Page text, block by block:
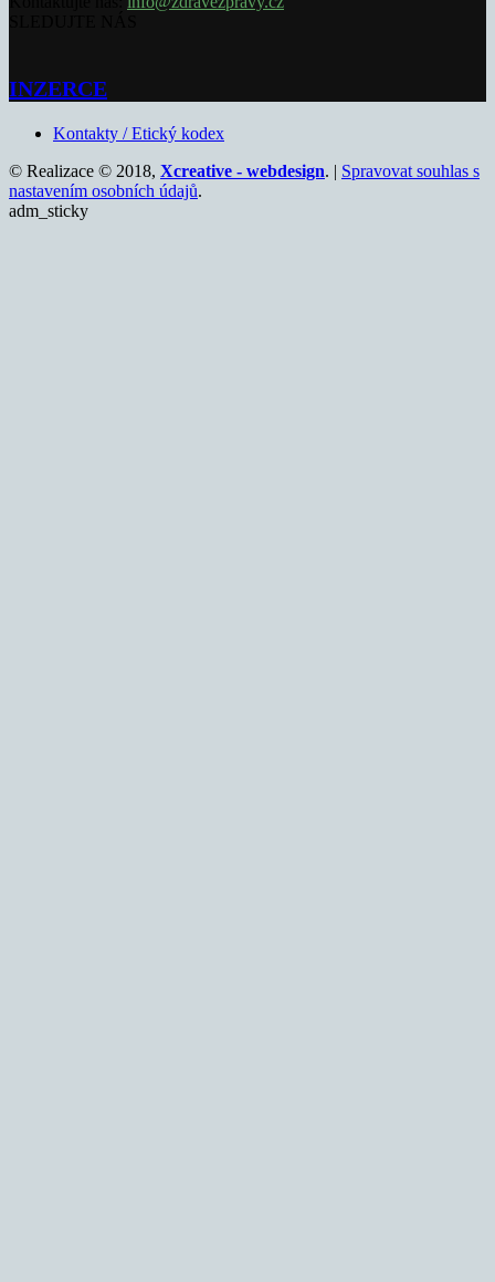
INZERCE
Kontakty / Etický kodex
© Realizace © 2018, Xcreative - webdesign. | Spravovat souhlas s
nastavením osobních údajů.
adm_sticky